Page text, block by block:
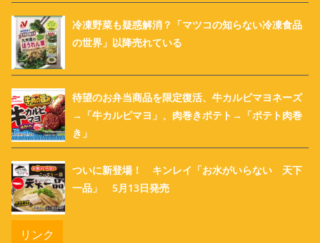
冷凍野菜も疑惑解消？「マツコの知らない冷凍食品
の世界」以降売れている
待望のお弁当商品を限定復活、牛カルビマヨネーズ
→「牛カルビマヨ」、肉巻きポテト→「ポテト肉巻
き」
ついに新登場！ キンレイ「お水がいらない 天下
一品」 5月13日発売
リンク